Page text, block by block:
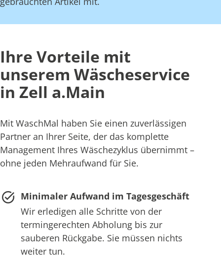
Ihre Vorteile mit
unserem Wäscheservice
in Zell a.Main
Mit WaschMal haben Sie einen zuverlässigen
Partner an Ihrer Seite, der das komplette
Management Ihres Wäschezyklus übernimmt –
ohne jeden Mehraufwand für Sie.
Minimaler Aufwand im Tagesgeschäft
Wir erledigen alle Schritte von der
termingerechten Abholung bis zur
sauberen Rückgabe. Sie müssen nichts
weiter tun.